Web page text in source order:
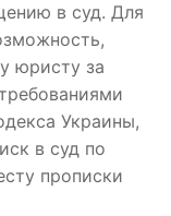
в суд. Для
юристу за
Украины,
в суд по
прописки